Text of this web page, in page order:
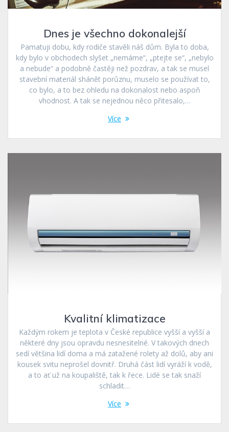
Dnes je všechno dokonalejší
Pamatuji dobu, kdy rodiče stavěli náš dům. Byla to doba,
kdy bylo v obchodech slyšet „nemáme“, „ptejte se“, „nebylo
a nebude“ a podobně častěji než pozdrav, a tak se musel
stavební materiál shánět porůznu, muselo se používat to,
co bylo, a to bez ohledu na dokonalost nebo aspoň
vhodnost. A tak se nejednou něco přitesalo,…
Více
Kvalitní klimatizace
Každým rokem je teplota v České republice vyšší a vyšší a
některé dny jsou opravdu nesnesitelné. V takových dnech
sedí většina lidí doma a má zatažené rolety až dolů, aby ani
kousek svitu neprošel dovnitř. Druhá část lidí vyráží k vodě,
a to ať už na koupaliště, tak k řece. Lidé se tak snaží
schladit…
Více